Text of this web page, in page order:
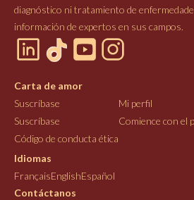
diagnóstico ni tratamiento de
información de expertos en sus campos.
Carta de amor
Suscríbase
Mi perfil
Suscríbase
Comience con el
Código de conducta ética
Idiomas
FrançaisEnglishEspañol
Contáctanos